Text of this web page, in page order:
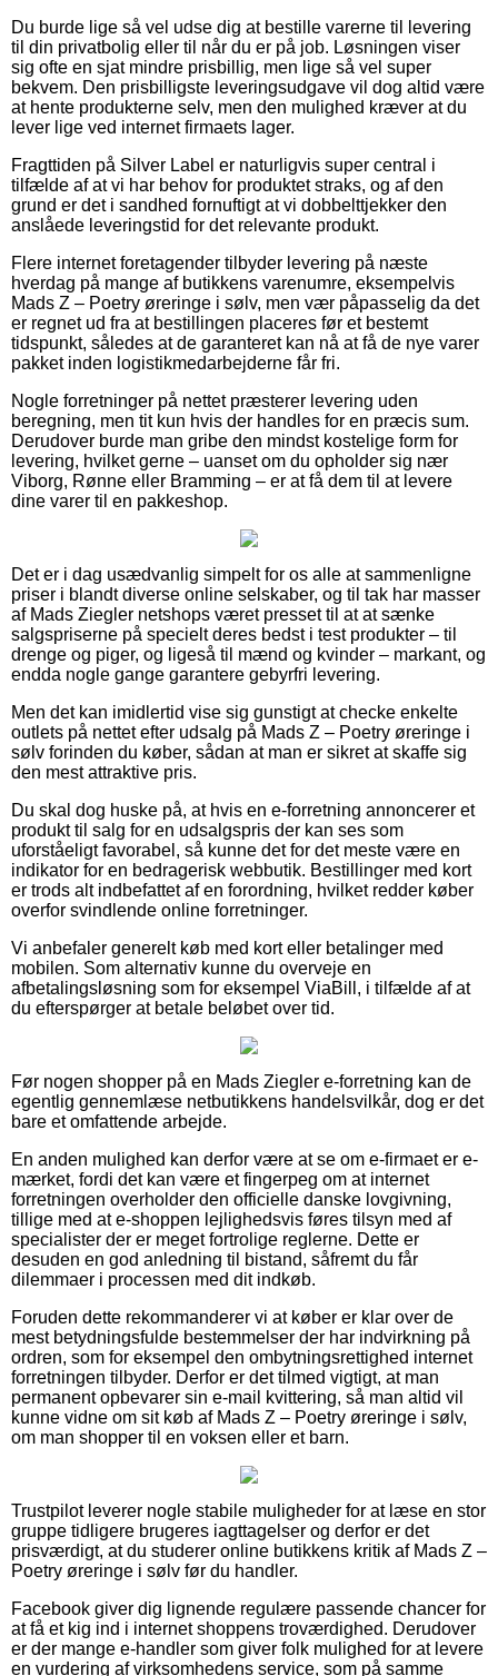
Du burde lige så vel udse dig at bestille varerne til levering
til din privatbolig eller til når du er på job. Løsningen viser
sig ofte en sjat mindre prisbillig, men lige så vel super
bekvem. Den prisbilligste leveringsudgave vil dog altid være
at hente produkterne selv, men den mulighed kræver at du
lever lige ved internet firmaets lager.
Fragttiden på Silver Label er naturligvis super central i
tilfælde af at vi har behov for produktet straks, og af den
grund er det i sandhed fornuftigt at vi dobbelttjekker den
anslåede leveringstid for det relevante produkt.
Flere internet foretagender tilbyder levering på næste
hverdag på mange af butikkens varenumre, eksempelvis
Mads Z – Poetry øreringe i sølv, men vær påpasselig da det
er regnet ud fra at bestillingen placeres før et bestemt
tidspunkt, således at de garanteret kan nå at få de nye varer
pakket inden logistikmedarbejderne får fri.
Nogle forretninger på nettet præsterer levering uden
beregning, men tit kun hvis der handles for en præcis sum.
Derudover burde man gribe den mindst kostelige form for
levering, hvilket gerne – uanset om du opholder sig nær
Viborg, Rønne eller Bramming – er at få dem til at levere
dine varer til en pakkeshop.
Det er i dag usædvanlig simpelt for os alle at sammenligne
priser i blandt diverse online selskaber, og til tak har masser
af Mads Ziegler netshops været presset til at at sænke
salgspriserne på specielt deres bedst i test produkter – til
drenge og piger, og ligeså til mænd og kvinder – markant, og
endda nogle gange garantere gebyrfri levering.
Men det kan imidlertid vise sig gunstigt at checke enkelte
outlets på nettet efter udsalg på Mads Z – Poetry øreringe i
sølv forinden du køber, sådan at man er sikret at skaffe sig
den mest attraktive pris.
Du skal dog huske på, at hvis en e-forretning annoncerer et
produkt til salg for en udsalgspris der kan ses som
uforståeligt favorabel, så kunne det for det meste være en
indikator for en bedragerisk webbutik. Bestillinger med kort
er trods alt indbefattet af en forordning, hvilket redder køber
overfor svindlende online forretninger.
Vi anbefaler generelt køb med kort eller betalinger med
mobilen. Som alternativ kunne du overveje en
afbetalingsløsning som for eksempel ViaBill, i tilfælde af at
du efterspørger at betale beløbet over tid.
Før nogen shopper på en Mads Ziegler e-forretning kan de
egentlig gennemlæse netbutikkens handelsvilkår, dog er det
bare et omfattende arbejde.
En anden mulighed kan derfor være at se om e-firmaet er e-
mærket, fordi det kan være et fingerpeg om at internet
forretningen overholder den officielle danske lovgivning,
tillige med at e-shoppen lejlighedsvis føres tilsyn med af
specialister der er meget fortrolige reglerne. Dette er
desuden en god anledning til bistand, såfremt du får
dilemmaer i processen med dit indkøb.
Foruden dette rekommanderer vi at køber er klar over de
mest betydningsfulde bestemmelser der har indvirkning på
ordren, som for eksempel den ombytningsrettighed internet
forretningen tilbyder. Derfor er det tilmed vigtigt, at man
permanent opbevarer sin e-mail kvittering, så man altid vil
kunne vidne om sit køb af Mads Z – Poetry øreringe i sølv,
om man shopper til en voksen eller et barn.
Trustpilot leverer nogle stabile muligheder for at læse en stor
gruppe tidligere brugeres iagttagelser og derfor er det
prisværdigt, at du studerer online butikkens kritik af Mads Z –
Poetry øreringe i sølv før du handler.
Facebook giver dig lignende regulære passende chancer for
at få et kig ind i internet shoppens troværdighed. Derudover
er der mange e-handler som giver folk mulighed for at levere
en vurdering af virksomhedens service, som på samme